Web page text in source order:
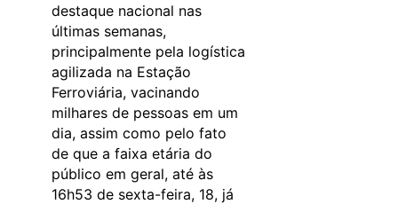
destaque nacional nas
últimas semanas,
principalmente pela logística
agilizada na Estação
Ferroviária, vacinando
milhares de pessoas em um
dia, assim como pelo fato
de que a faixa etária do
público em geral, até às
16h53 de sexta-feira, 18, já